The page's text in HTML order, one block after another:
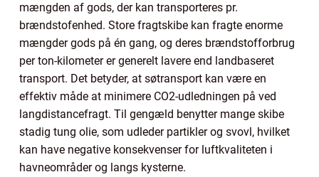
mængden af gods, der kan transporteres pr.
brændstofenhed. Store fragtskibe kan fragte enorme
mængder gods på én gang, og deres brændstofforbrug
per ton-kilometer er generelt lavere end landbaseret
transport. Det betyder, at søtransport kan være en
effektiv måde at minimere CO2-udledningen på ved
langdistancefragt. Til gengæld benytter mange skibe
stadig tung olie, som udleder partikler og svovl, hvilket
kan have negative konsekvenser for luftkvaliteten i
havneområder og langs kysterne.